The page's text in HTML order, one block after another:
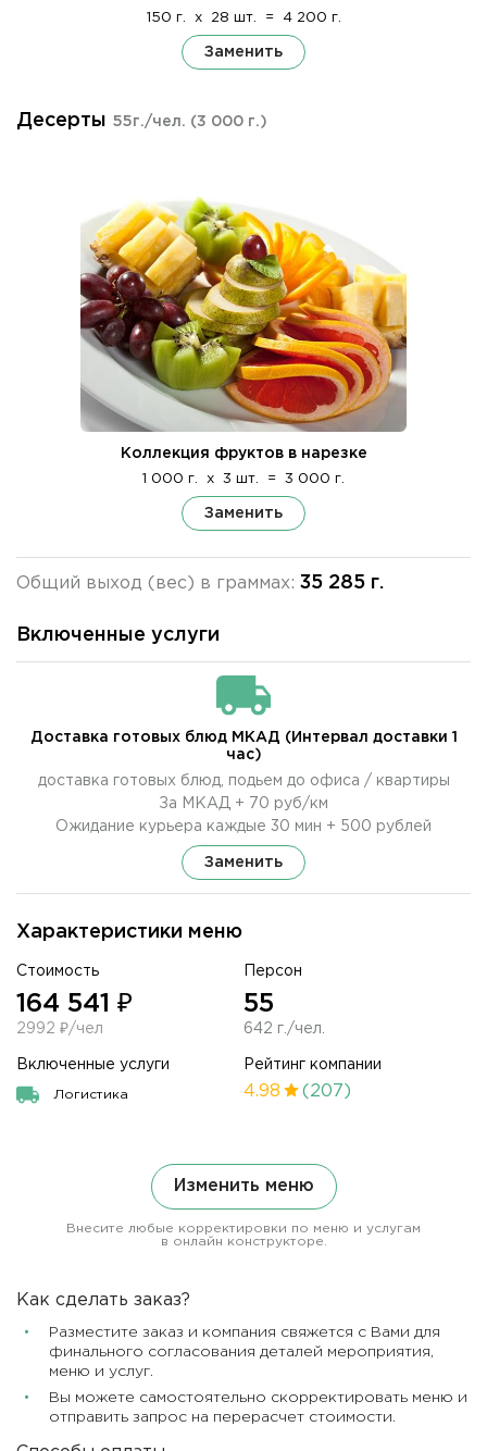
Характеристики меню
Стоимость
164 541 ₽
2992 ₽/чел
Персон
55
642 г./чел.
Включенные услуги
Логистика
Рейтинг компании
4.98 (207)
150 г. x 28 шт. = 4 200 г.
Заменить
Десерты 55г./чел. (3 000 г.)
Коллекция фруктов в нарезке
1 000 г. x 3 шт. = 3 000 г.
Заменить
Общий выход (вес) в граммах: 35 285 г.
Изменить меню
Внесите любые корректировки по меню и услугам
в онлайн конструкторе.
Включенные услуги
Доставка готовых блюд МКАД (Интервал доставки 1
час)
доставка готовых блюд, подьем до офиса / квартиры
За МКАД + 70 руб/км
Ожидание курьера каждые 30 мин + 500 рублей
Заменить
Как сделать заказ?
Разместите заказ и компания свяжется с Вами для
финального согласования деталей мероприятия,
меню и услуг.
Вы можете самостоятельно скорректировать меню и
отправить запрос на перерасчет стоимости.